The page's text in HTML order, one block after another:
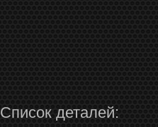
Список деталей: